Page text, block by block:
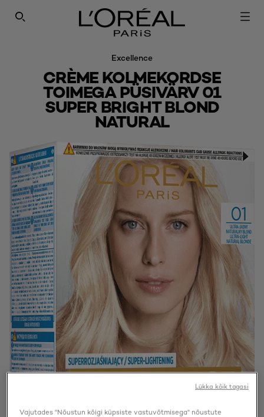
SEARCH THIS SITE
Excellence
CRÈME KOLMEKORDSE
TOIMEGA PÜSIVÄRV 01
SUPER BRIGHT BLOND
NATURAL
Vajutades "Nõustun kõigi küpsiste vastuvõtmisega" nõustute
Lükka kõik tagasi